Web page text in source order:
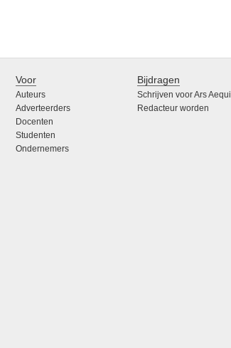
Voor
Auteurs
Adverteerders
Docenten
Studenten
Ondernemers
Bijdragen
Schrijven voor Ars Aequi
Redacteur worden